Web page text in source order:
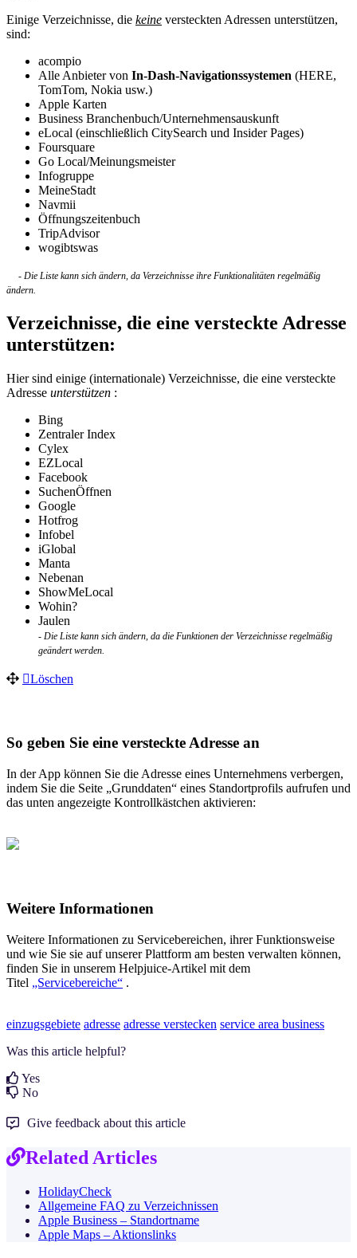
Einige Verzeichnisse, die keine versteckten Adressen unterstützen,
sind:
acompio
Alle Anbieter von In-Dash-Navigationssystemen (HERE,
TomTom, Nokia usw.)
Apple Karten
Business Branchenbuch/Unternehmensauskunft
eLocal (einschließlich CitySearch und Insider Pages)
Foursquare
Go Local/Meinungsmeister
Infogruppe
MeineStadt
Navmii
Öffnungszeitenbuch
TripAdvisor
wogibtswas
- Die Liste kann sich ändern, da Verzeichnisse ihre Funktionalitäten regelmäßig
ändern.
Verzeichnisse, die eine versteckte Adresse
unterstützen:
Hier sind einige (internationale) Verzeichnisse, die eine versteckte
Adresse unterstützen :
Bing
Zentraler Index
Cylex
EZLocal
Facebook
SuchenÖffnen
Google
Hotfrog
Infobel
iGlobal
Manta
Nebenan
ShowMeLocal
Wohin?
Jaulen
- Die Liste kann sich ändern, da die Funktionen der Verzeichnisse regelmäßig
geändert werden.
Löschen
So geben Sie eine versteckte Adresse an
In der App können Sie die Adresse eines Unternehmens verbergen,
indem Sie die Seite „Grunddaten“ eines Standortprofils aufrufen und
das unten angezeigte Kontrollkästchen aktivieren:
Weitere Informationen
Weitere Informationen zu Servicebereichen, ihrer Funktionsweise
und wie Sie sie auf unserer Plattform am besten verwalten können,
finden Sie in unserem Helpjuice-Artikel mit dem
Titel „Servicebereiche“ .
einzugsgebiete adresse adresse verstecken service area business
Was this article helpful?
Yes
No
Give feedback about this article
Related Articles
HolidayCheck
Allgemeine FAQ zu Verzeichnissen
Apple Business – Standortname
Apple Maps – Aktionslinks